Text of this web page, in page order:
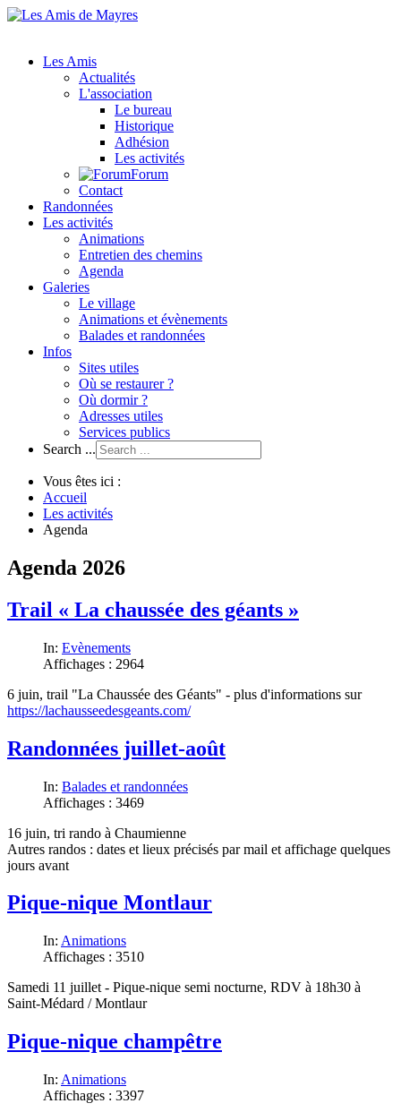
Les Amis
Actualités
L'association
Le bureau
Historique
Adhésion
Les activités
Forum
Contact
Randonnées
Les activités
Animations
Entretien des chemins
Agenda
Galeries
Le village
Animations et évènements
Balades et randonnées
Infos
Sites utiles
Où se restaurer ?
Où dormir ?
Adresses utiles
Services publics
Search ...
Vous êtes ici :
Accueil
Les activités
Agenda
Agenda 2026
Trail « La chaussée des géants »
In: Evènements
Affichages : 2964
6 juin, trail "La Chaussée des Géants" - plus d'informations sur
https://lachausseedesgeants.com/
Randonnées juillet-août
In: Balades et randonnées
Affichages : 3469
16 juin, tri rando à Chaumienne
Autres randos : dates et lieux précisés par mail et affichage quelques
jours avant
Pique-nique Montlaur
In: Animations
Affichages : 3510
Samedi 11 juillet - Pique-nique semi nocturne, RDV à 18h30 à
Saint-Médard / Montlaur
Pique-nique champêtre
In: Animations
Affichages : 3397